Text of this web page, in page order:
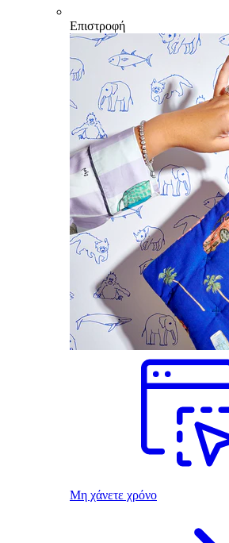
Επιστροφή
Μη χάνετε χρόνο